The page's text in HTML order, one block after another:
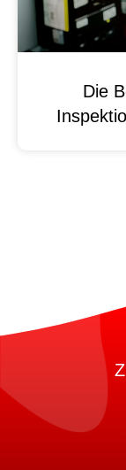
Die